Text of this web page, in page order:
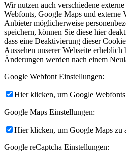
Wir nutzen auch verschiedene
Webfonts, Google Maps und externe
Anbieter möglicherweise
speichern, können Sie diese hier
dass eine Deaktivierung dieser
Aussehen unserer Webseite
Änderungen werden nach einem
Google Webfont Einstellungen:
Hier klicken, um Google
Google Maps Einstellungen:
Hier klicken, um Google Maps zu
Google reCaptcha Einstellungen: